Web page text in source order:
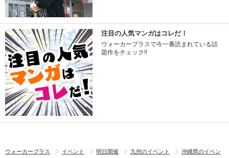
注目の人気マンガはコレだ！
ウォーカープラスで今一番読まれている話
題作をチェック!!
ウォーカープラス イベント 明日開催 九州のイベント
沖縄県のイベン